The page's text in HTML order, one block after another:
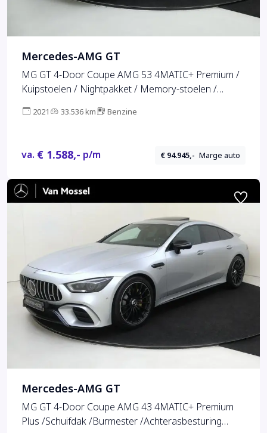
Mercedes-AMG GT
MG GT 4-Door Coupe AMG 53 4MATIC+ Premium /
Kuipstoelen / Nightpakket / Memory-stoelen /
2021 33.536 km Benzine
va. € 1.588,- p/m € 94.945,- Marge auto
Mercedes-AMG GT
MG GT 4-Door Coupe AMG 43 4MATIC+ Premium
Plus /Schuifdak /Burmester /Achterasbesturing